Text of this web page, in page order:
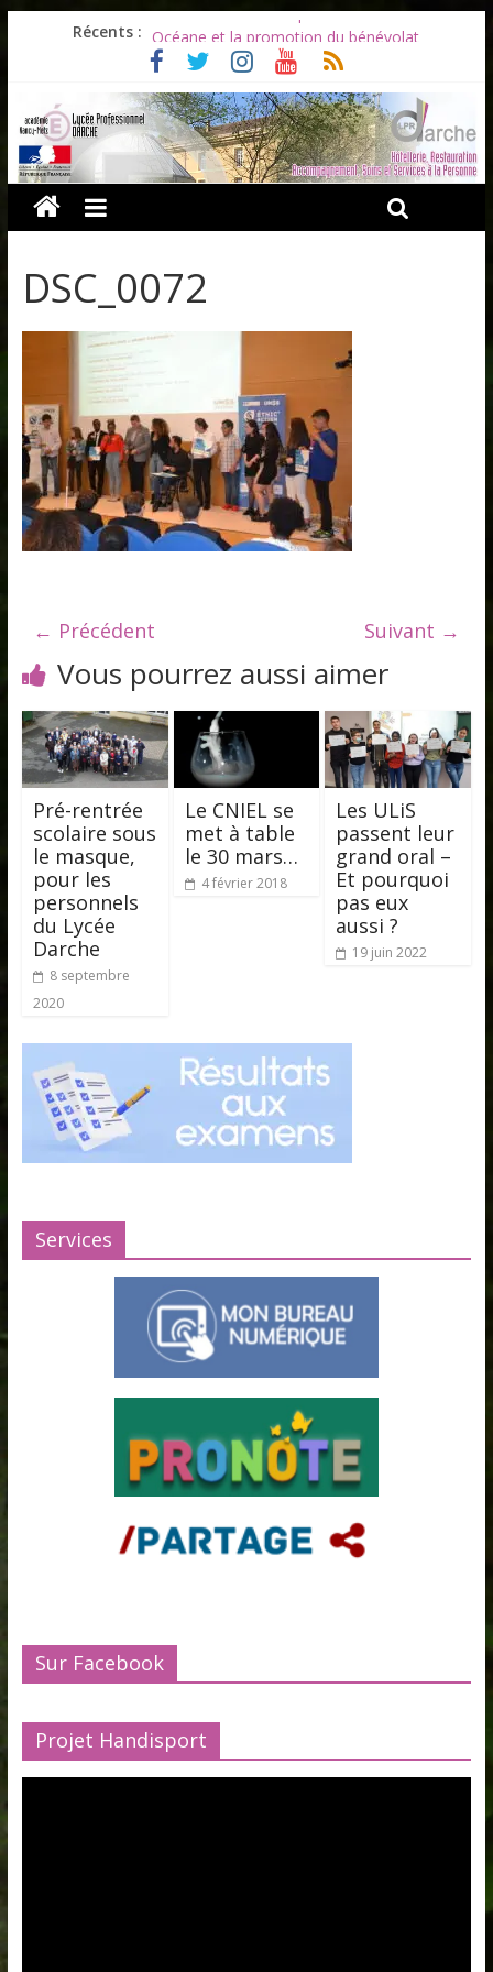
Récents :
Les ULiS en haut du podium
Océane et la promotion du bénévolat
Bonnes vacances à tous !
Infos rentrée septembre 2026
Soirée d’adieux au Lycée Darche
DSC_0072
← Précédent Suivant →
Vous pourrez aussi aimer
Pré-rentrée
scolaire sous
le masque,
pour les
personnels
du Lycée
Darche
8 septembre
2020
Le CNIEL se
met à table
le 30 mars…
4 février 2018
Les ULiS
passent leur
grand oral –
Et pourquoi
pas eux
aussi ?
19 juin 2022
Services
Sur Facebook
Projet Handisport